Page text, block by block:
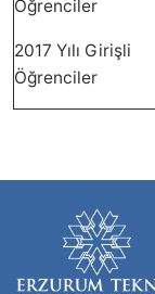
Öğrenciler
2017 Yılı Girişli
Öğrenciler